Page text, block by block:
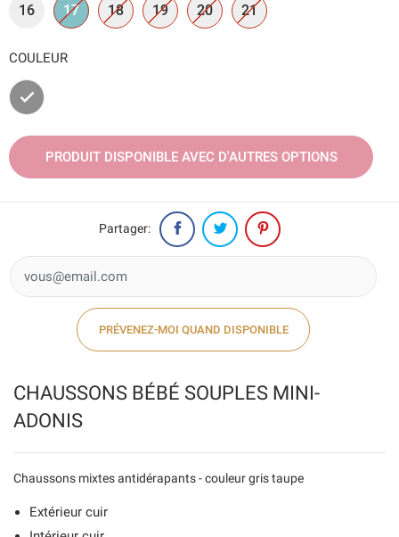
CHAUSSONS BÉBÉ SOUPLES MINI-
ADONIS
Chaussons mixtes antidérapants - couleur gris taupe
Extérieur cuir
16 17 18 19 20 21
COULEUR
Gris
PRODUIT DISPONIBLE AVEC D'AUTRES OPTIONS
Partager:
PRÉVENEZ-MOI QUAND DISPONIBLE